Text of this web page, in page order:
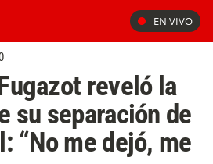
EN VIVO
reveló la
su separación de
“No me dejó, me